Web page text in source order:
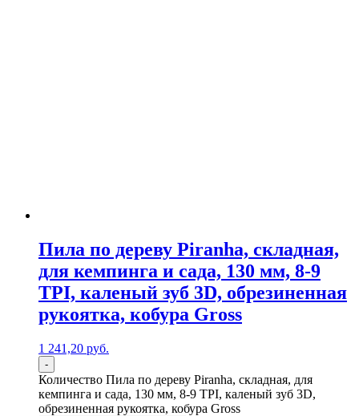
Пила по дереву Piranha, складная,
для кемпинга и сада, 130 мм, 8-9
TPI, каленый зуб 3D, обрезиненная
рукоятка, кобура Gross
1 241,20 руб.
-
Количество Пила по дереву Piranha, складная, для
кемпинга и сада, 130 мм, 8-9 TPI, каленый зуб 3D,
обрезиненная рукоятка, кобура Gross